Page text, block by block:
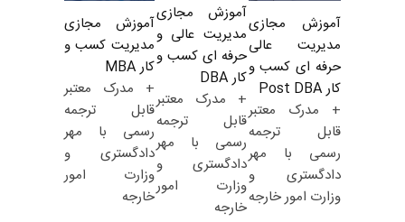
آموزش مجازی
مدیریت عالی
حرفه ای کسب و
کار Post DBA
+ مدرک معتبر
قابل ترجمه
رسمی با مهر
دادگستری و
وزارت امور خارجه
آموزش مجازی
مدیریت عالی و
حرفه ای کسب و
کار DBA
+ مدرک معتبر
قابل ترجمه
رسمی با مهر
دادگستری و
وزارت امور
خارجه
آموزش مجازی
مدیریت کسب و
کار MBA
+ مدرک معتبر
قابل ترجمه
رسمی با مهر
دادگستری و
وزارت امور
خارجه